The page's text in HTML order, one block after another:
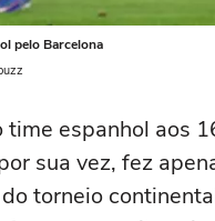
pelo Barcelona
espanhol aos
sua vez, fez
torneio